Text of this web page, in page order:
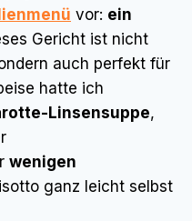
vor: ein
Gericht ist nicht
auch perfekt für
hatte ich
Linsensuppe,
wenigen
ganz leicht selbst